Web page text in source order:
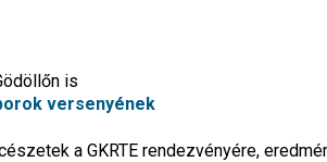
is
versenyének
a GKRTE rendezvényére,